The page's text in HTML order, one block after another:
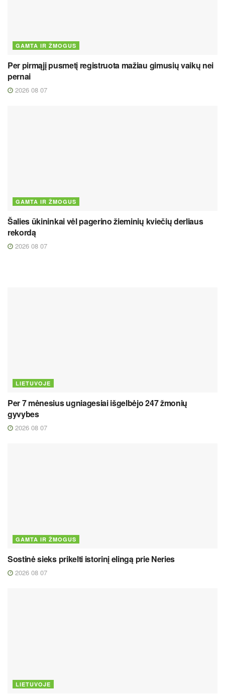
GAMTA IR ŽMOGUS
Per pirmąjį pusmetį registruota mažiau gimusių vaikų nei
pernai
2026 08 07
GAMTA IR ŽMOGUS
Šalies ūkininkai vėl pagerino žieminių kviečių derliaus
rekordą
2026 08 07
LIETUVOJE
Per 7 mėnesius ugniagesiai išgelbėjo 247 žmonių
gyvybes
2026 08 07
GAMTA IR ŽMOGUS
Sostinė sieks prikelti istorinį elingą prie Neries
2026 08 07
LIETUVOJE